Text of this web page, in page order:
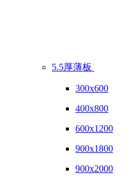
5.5厚薄板
300x600
400x800
600x1200
900x1800
900x2000